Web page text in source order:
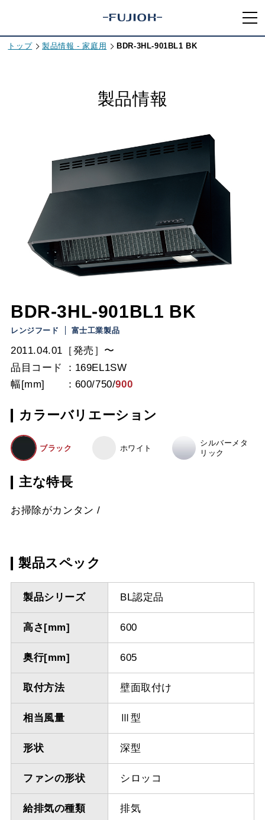
トップ 製品情報 - 家庭用 BDR-3HL-901BL1 BK
製品情報
BDR-3HL-901BL1 BK
レンジフード 富士工業製品
2011.04.01［発売］〜
品目コード
169EL1SW
幅[mm]
600/750/900
カラーバリエーション
ブラック ホワイト
シルバーメタ
リック
主な特長
お掃除がカンタン
製品スペック
製品シリーズ BL認定品
高さ[mm] 600
奥行[mm] 605
取付方法 壁面取付け
相当風量 Ⅲ型
形状 深型
ファンの形状 シロッコ
給排気の種類 排気